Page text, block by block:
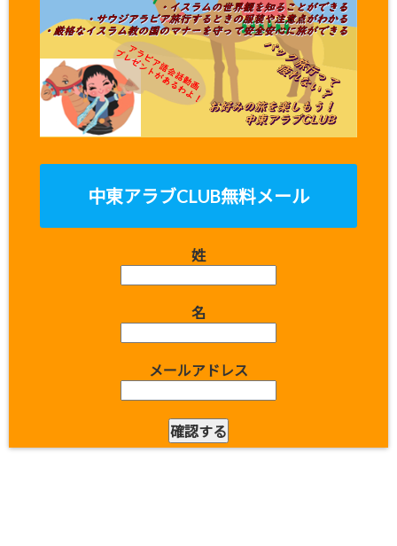
中東アラブCLUB無料メール
姓
名
メールアドレス